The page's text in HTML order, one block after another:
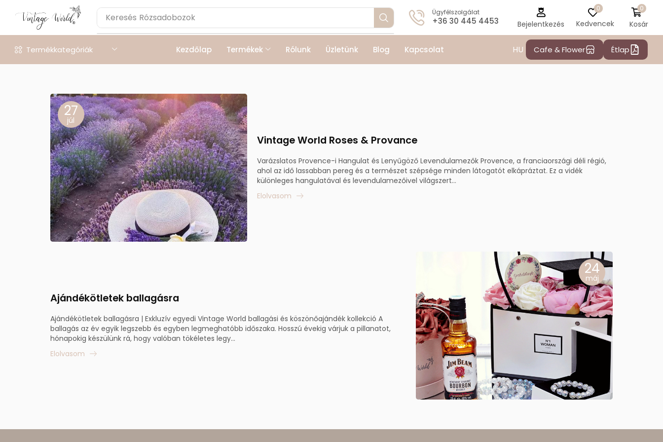
Keresés Rózsadobozok Ügyfélszolgálat
+36 30 445 4453 Bejelentkezés
0
Kedvencek
0
Kosár
Termékkategóriák Kezdőlap Termékek Rólunk Üzletünk Blog Kapcsolat HU Cafe & Flower Étlap
27
júl
Vintage World Roses & Provance
Varázslatos Provence-i Hangulat és Lenyűgöző Levendulamezők Provence, a franciaországi déli régió,
ahol az idő lassabban pereg és a természet szépsége minden látogatót elkápráztat. Ez a vidék
különleges hangulatával és levendulamezőivel világszert...
Elolvasom
24
máj
Ajándékötletek ballagásra
Ajándékötletek ballagásra | Exkluzív egyedi Vintage World ballagási és köszönőajándék kollekció A
ballagás az év egyik legszebb és egyben legmeghatóbb időszaka. Hosszú évekig várjuk a pillanatot,
hónapokig készülünk rá, hogy valóban tökéletes legy...
Elolvasom